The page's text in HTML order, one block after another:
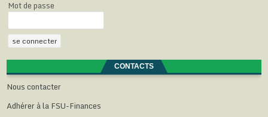
Mot de passe
CONTACTS
Nous contacter
Adhérer à la FSU-Finances